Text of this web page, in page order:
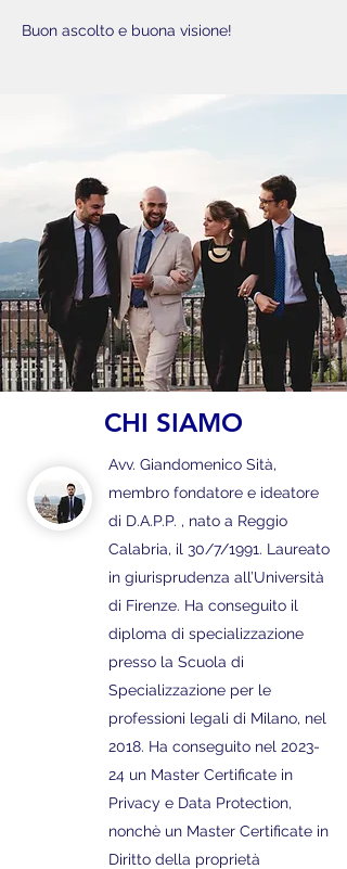
Buon ascolto e buona visione!
CHI SIAMO
Avv. Giandomenico Sità,
membro fondatore e ideatore
di D.A.P.P. , nato a Reggio
Calabria, il 30/7/1991. Laureato
in giurisprudenza all’Università
di Firenze. Ha conseguito il
diploma di specializzazione
presso la Scuola di
Specializzazione per le
professioni legali di Milano, nel
2018. Ha conseguito nel 2023-
24 un Master Certificate in
Privacy e Data Protection,
nonchè un Master Certificate in
Diritto della proprietà